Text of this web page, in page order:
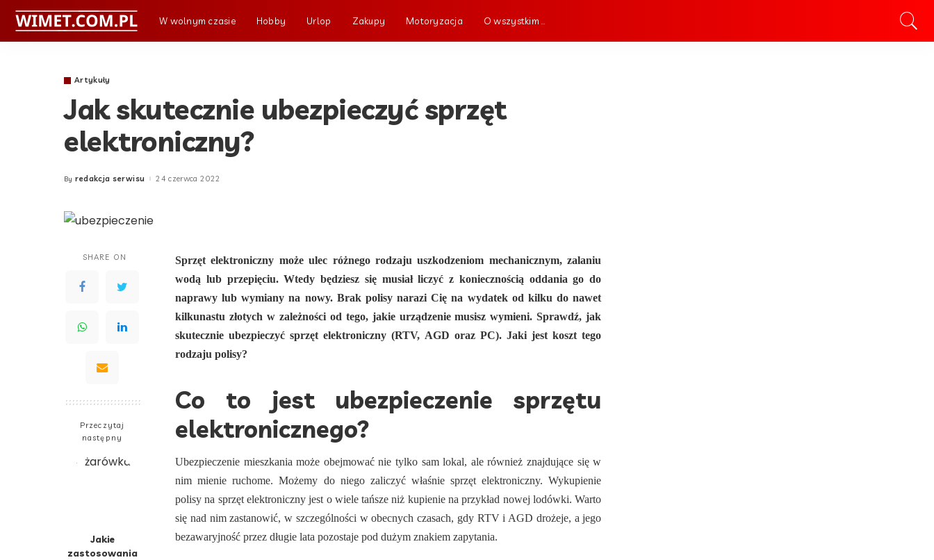
W wolnym czasie Hobby Urlop Zakupy Motoryzacja O wszystkim …
Artykuły
Jak skutecznie ubezpieczyć sprzęt
elektroniczny?
Posted
By redakcja serwisu 24 czerwca 2022
SHARE ON
Przeczytaj
następny
Jakie
zastosowania
Sprzęt elektroniczny może ulec różnego rodzaju uszkodzeniom mechanicznym, zalaniu
wodą lub przepięciu. Wtedy będziesz się musiał liczyć z koniecznością oddania go do
naprawy lub wymiany na nowy. Brak polisy narazi Cię na wydatek od kilku do nawet
kilkunastu złotych w zależności od tego, jakie urządzenie musisz wymieni. Sprawdź, jak
skutecznie ubezpieczyć sprzęt elektroniczny (RTV, AGD oraz PC). Jaki jest koszt tego
rodzaju polisy?
Co to jest ubezpieczenie sprzętu
elektronicznego?
Ubezpieczenie mieszkania może obejmować nie tylko sam lokal, ale również znajdujące się w
nim mienie ruchome. Możemy do niego zaliczyć właśnie sprzęt elektroniczny. Wykupienie
polisy na sprzęt elektroniczny jest o wiele tańsze niż kupienie na przykład nowej lodówki. Warto
się nad nim zastanowić, w szczególności w obecnych czasach, gdy RTV i AGD drożeje, a jego
bezawaryjność przez długie lata pozostaje pod dużym znakiem zapytania.